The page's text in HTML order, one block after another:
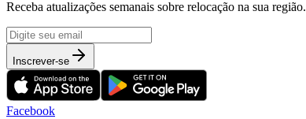
Receba atualizações semanais sobre relocação na sua região.
Inscrever-se
Facebook